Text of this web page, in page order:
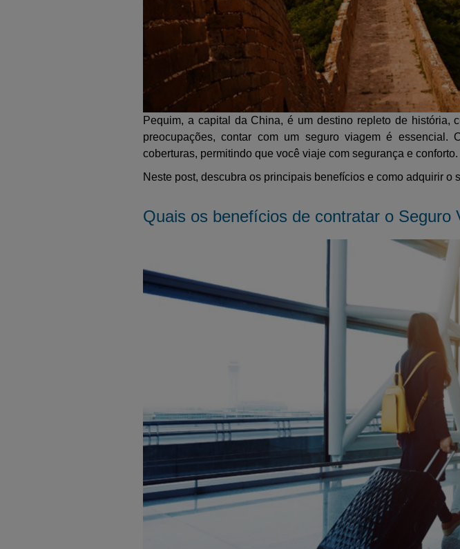
Pequim, a capital da China, é um destino repleto de história,
preocupações, contar com um seguro viagem é
coberturas, permitindo que você viaje com segurança e conforto.
Neste post, descubra os principais benefícios e como adquirir
Quais os benefícios de contratar o Seguro